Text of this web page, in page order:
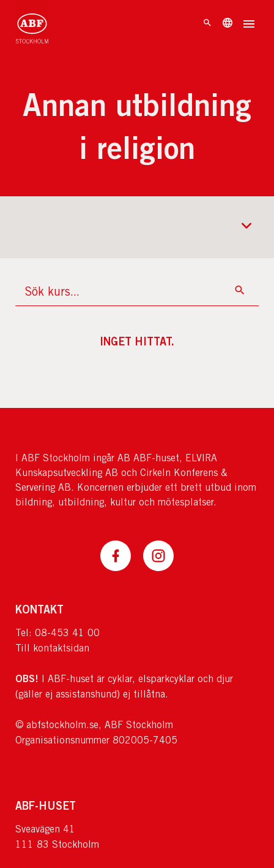
Annan utbildning
i religion
INGET HITTAT.
I ABF Stockholm ingår AB ABF-huset, ELVIRA
Kunskapsutveckling AB och Cirkeln Konferens &
Servering AB. Koncernen erbjuder ett brett utbud inom
bildning, utbildning, kultur och mötesplatser.
KONTAKT
Tel: 08-453 41 00
Till kontaktsidan
OBS! I ABF-huset är cyklar, elsparkcyklar och djur
(gäller ej assistanshund) ej tillåtna.
© abfstockholm.se, ABF Stockholm
Organisationsnummer 802005-7405
ABF-HUSET
Sveavägen 41
111 83 Stockholm